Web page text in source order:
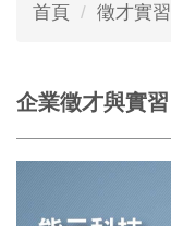
首頁 徵才實習
企業徵才與實習